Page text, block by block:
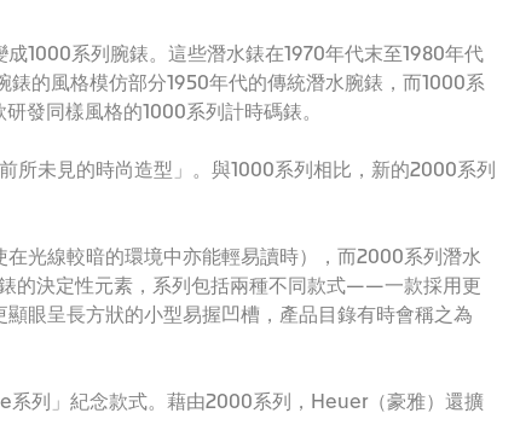
1000系列腕錶。這些潛水錶在1970年代末至1980年代
的風格模仿部分1950年代的傳統潛水腕錶，而1000系
發同樣風格的1000系列計時碼錶。
所未見的時尚造型」。與1000系列相比，新的2000系列
光線較暗的環境中亦能輕易讀時），而2000系列潛水
的決定性元素，系列包括兩種不同款式——一款採用更
眼呈長方狀的小型易握凹槽，產品目錄有時會稱之為
列」紀念款式。藉由2000系列，Heuer（豪雅）還擴